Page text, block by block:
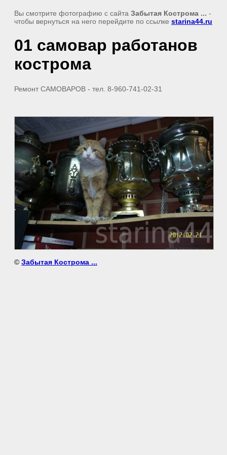
Вы смотрите фотографию с сайта Забытая Кострома ... -
чтобы вернуться на него перейдите по ссылке starina44.ru
01 самовар работанов
кострома
Ремонт САМОВАРОВ - тел. 8-960-741-02-31
© Забытая Кострома ...